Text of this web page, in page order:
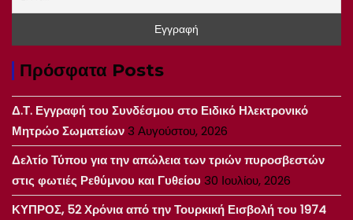
Πρόσφατα Posts
Δ.Τ. Εγγραφή του Συνδέσμου στο Ειδικό Ηλεκτρονικό
Μητρώο Σωματείων3 Αυγούστου, 2026
Δελτίο Τύπου για την απώλεια των τριών πυροσβεστών
στις φωτιές Ρεθύμνου και Γυθείου 30 Ιουλίου, 2026
ΚΥΠΡΟΣ, 52 Χρόνια από την Τουρκική Εισβολή του 1974